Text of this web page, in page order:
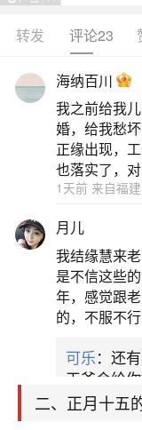
生活中像正
题，但是小问题
这个问题给大家
一、正月十五
正月十五又
吃元宵/汤圆、民
祭祀文化、佛教
五风俗具体如
彩，猜灯谜是
味。二是吃元宵/
圆，象征团圆
二、正月十五
转发 评论23
海纳百川
我之前给我
婚，给我愁
正缘出现，
也落实了，
1天前 来自福建
月儿
我结缘慧来
是不信这些
年，感觉跟
的，不服不行
可乐：还
天爷会给
哪样不服